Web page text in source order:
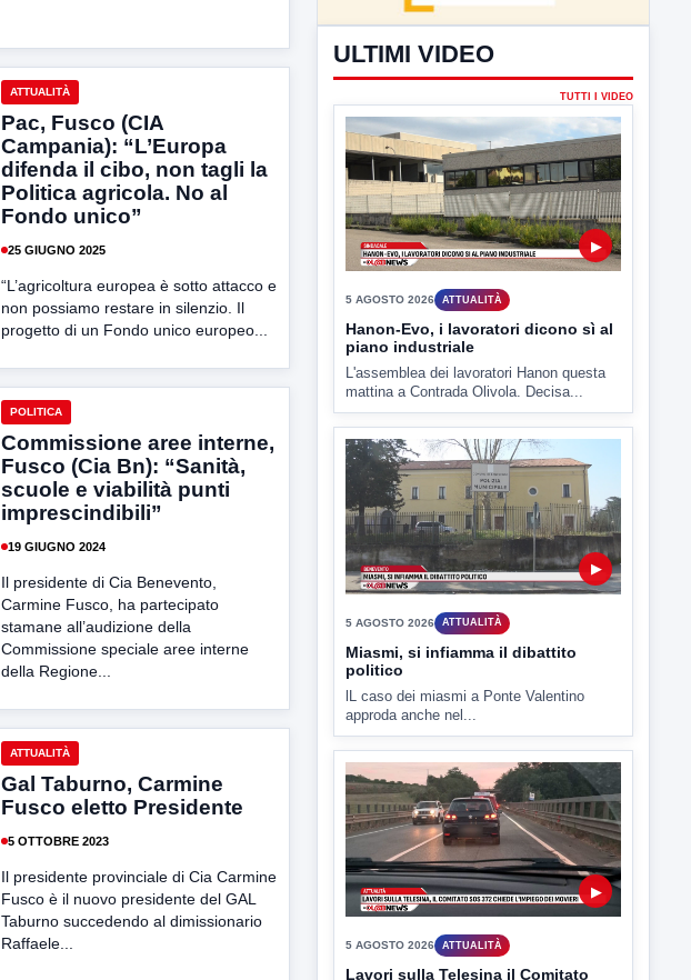
ATTUALITÀ
Pac, Fusco (CIA
Campania): “L’Europa
difenda il cibo, non tagli la
Politica agricola. No al
Fondo unico”
25 GIUGNO 2025
“L’agricoltura europea è sotto attacco e
non possiamo restare in silenzio. Il
progetto di un Fondo unico europeo...
POLITICA
Commissione aree interne,
Fusco (Cia Bn): “Sanità,
scuole e viabilità punti
imprescindibili”
19 GIUGNO 2024
Il presidente di Cia Benevento,
Carmine Fusco, ha partecipato
stamane all’audizione della
Commissione speciale aree interne
della Regione...
ATTUALITÀ
Gal Taburno, Carmine
Fusco eletto Presidente
5 OTTOBRE 2023
Il presidente provinciale di Cia Carmine
Fusco è il nuovo presidente del GAL
Taburno succedendo al dimissionario
Raffaele...
▶
5 AGOSTO 2026
Hanon-Evo, i lavoratori dicono sì al
piano industriale
L'assemblea dei lavoratori Hanon questa
mattina a Contrada Olivola. Decisa...
5 AGOSTO 2026 ATTUALITÀ
Miasmi, si infiamma il dibattito
politico
lL caso dei miasmi a Ponte Valentino
approda anche nel...
5 AGOSTO 2026 ATTUALITÀ
Lavori sulla Telesina il Comitato
SOS 372 chiede l'impiego dei
movieri
Code e disagi sulla Telesina a causa dei
lavori in...